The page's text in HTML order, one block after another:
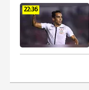
22:36